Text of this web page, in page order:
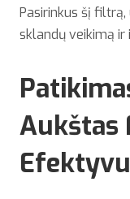
Pasirinkus šį
sklandų veikimą ir
Aukštas